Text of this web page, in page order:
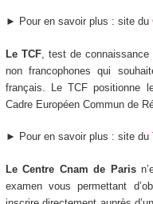
► Pour en savoir plus : site du
Le TCF, test de
non francophones qui
français. Le TCF positionne
Cadre Européen Commun de
► Pour en savoir plus : site du
Le Centre Cnam de Paris
examen vous permettant